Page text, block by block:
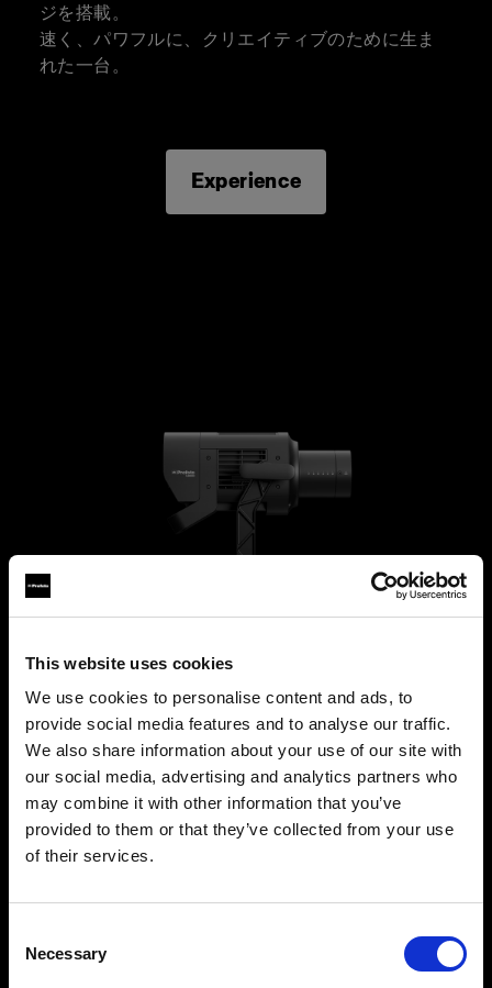
This website uses cookies
We use cookies to personalise content and ads, to
provide social media features and to analyse our traffic.
We also share information about your use of our site with
our social media, advertising and analytics partners who
may combine it with other information that you’ve
provided to them or that they’ve collected from your use
of their services.
Selection
Necessary
地域を変更しますか？
ジを搭載。
速く、パワフルに、クリエイティブのために生ま
れた一台。
Experience
L600D
Profoto L600Dは、600Wのデイライト光をコン
パクトなオールインワン設計で実現。パワフル、
プロフェッショナルの現場に、最高のライトを。